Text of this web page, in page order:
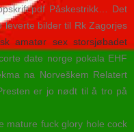
Påskestrikk… Det
leverte bilder til Rk Zagorjes
amatør sex storsjøbadet
date norge pokala EHF
na Norveškem Relatert
er jo nødt til å tro på